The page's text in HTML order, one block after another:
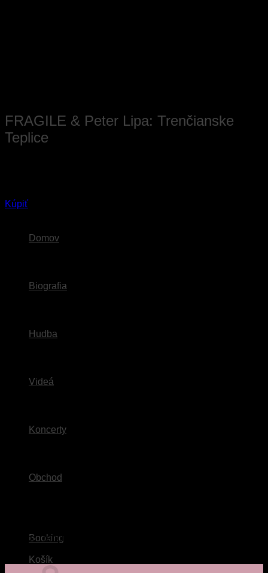
Domov
Biografia
Hudba
Videá
Koncerty
Obchod
Booking
Košík
FRAGILE & Peter Lipa: Trenčianske
Teplice
Kúpiť
Mesto:Trenčianske Teplice, 914 51